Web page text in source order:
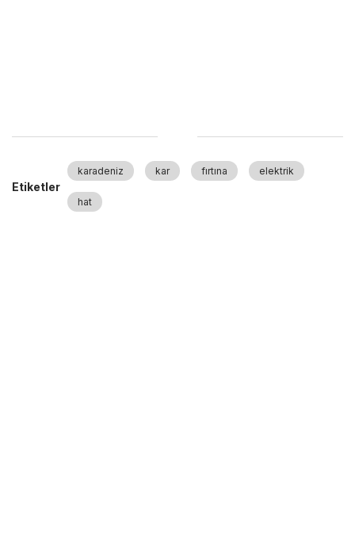
Etiketler
karadeniz kar fırtına elektrik
hat